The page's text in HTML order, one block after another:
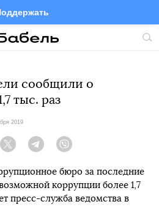
TelegramTwitter
сообщили о
тыс. раз
2019
Twitter Telegram
бюро за последние
коррупции более 1,7
пресс-служба ведомства в